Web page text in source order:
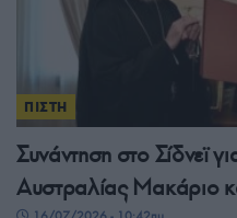
ΠΙΣΤΗ
Συνάντηση στο Σίδνεϊ
Αυστραλίας Μακάριο